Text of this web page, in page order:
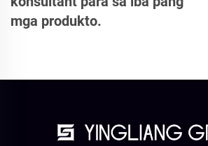
mga produkto.